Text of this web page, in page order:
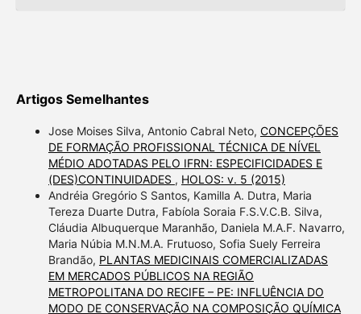
Artigos Semelhantes
Jose Moises Silva, Antonio Cabral Neto, CONCEPÇÕES
DE FORMAÇÃO PROFISSIONAL TÉCNICA DE NÍVEL
MÉDIO ADOTADAS PELO IFRN: ESPECIFICIDADES E
(DES)CONTINUIDADES , HOLOS: v. 5 (2015)
Andréia Gregório S Santos, Kamilla A. Dutra, Maria
Tereza Duarte Dutra, Fabíola Soraia F.S.V.C.B. Silva,
Cláudia Albuquerque Maranhão, Daniela M.A.F. Navarro,
Maria Núbia M.N.M.A. Frutuoso, Sofia Suely Ferreira
Brandão, PLANTAS MEDICINAIS COMERCIALIZADAS
EM MERCADOS PÚBLICOS NA REGIÃO
METROPOLITANA DO RECIFE – PE: INFLUÊNCIA DO
MODO DE CONSERVAÇÃO NA COMPOSIÇÃO QUÍMICA